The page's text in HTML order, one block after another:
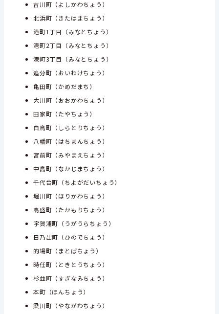
吉川町（よしかわちょう）
北浜町（きたはまちょう）
港町1丁目（みなとちょう）
港町2丁目（みなとちょう）
港町3丁目（みなとちょう）
追分町（おいわけちょう）
亀田町（かめだまち）
大川町（おおかわちょう）
田家町（たやちょう）
白鳥町（しらとりちょう）
八幡町（はちまんちょう）
宮前町（みやまえちょう）
中島町（なかじまちょう）
千代台町（ちよがだいちょう）
堀川町（ほりかわちょう）
高盛町（たかもりちょう）
宇賀浦町（うがうらちょう）
日乃出町（ひのでちょう）
的場町（まとばちょう）
時任町（ときとうちょう）
杉並町（すぎなみちょう）
本町（ほんちょう）
梁川町（やながわちょう）